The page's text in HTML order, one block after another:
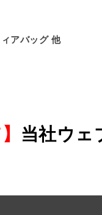
アバッグ 他
当社ウェ
ド